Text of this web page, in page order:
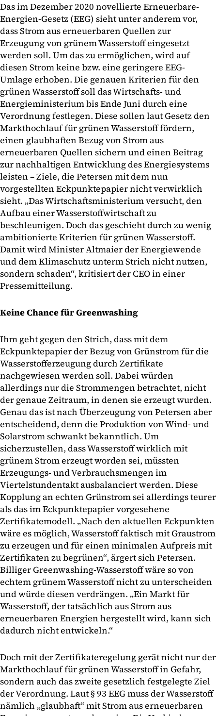
Das im Dezember 2020 novellierte Erneuerbare-
Energien-Gesetz (EEG) sieht unter anderem vor,
dass Strom aus erneuerbaren Quellen zur
Erzeugung von grünem Wasserstoff eingesetzt
werden soll. Um das zu ermöglichen, wird auf
diesen Strom keine bzw. eine geringere EEG-
Umlage erhoben. Die genauen Kriterien für den
grünen Wasserstoff soll das Wirtschafts- und
Energieministerium bis Ende Juni durch eine
Verordnung festlegen. Diese sollen laut Gesetz den
Markthochlauf für grünen Wasserstoff fördern,
einen glaubhaften Bezug von Strom aus
erneuerbaren Quellen sichern und einen Beitrag
zur nachhaltigen Entwicklung des Energiesystems
leisten – Ziele, die Petersen mit dem nun
vorgestellten Eckpunktepapier nicht verwirklich
sieht. „Das Wirtschaftsministerium versucht, den
Aufbau einer Wasserstoffwirtschaft zu
beschleunigen. Doch das geschieht durch zu wenig
ambitionierte Kriterien für grünen Wasserstoff.
Damit wird Minister Altmaier der Energiewende
und dem Klimaschutz unterm Strich nicht nutzen,
sondern schaden“, kritisiert der CEO in einer
Pressemitteilung.
Keine Chance für Greenwashing
Ihm geht gegen den Strich, dass mit dem
Eckpunktepapier der Bezug von Grünstrom für die
Wasserstofferzeugung durch Zertifikate
nachgewiesen werden soll. Dabei würden
allerdings nur die Strommengen betrachtet, nicht
der genaue Zeitraum, in denen sie erzeugt wurden.
Genau das ist nach Überzeugung von Petersen aber
entscheidend, denn die Produktion von Wind- und
Solarstrom schwankt bekanntlich. Um
sicherzustellen, dass Wasserstoff wirklich mit
grünem Strom erzeugt worden sei, müssten
Erzeugungs- und Verbrauchsmengen im
Viertelstundentakt ausbalanciert werden. Diese
Kopplung an echten Grünstrom sei allerdings teurer
als das im Eckpunktepapier vorgesehene
Zertifikatemodell. „Nach den aktuellen Eckpunkten
wäre es möglich, Wasserstoff faktisch mit Graustrom
zu erzeugen und für einen minimalen Aufpreis mit
Zertifikaten zu begrünen“, ärgert sich Petersen.
Billiger Greenwashing-Wasserstoff wäre so von
echtem grünem Wasserstoff nicht zu unterscheiden
und würde diesen verdrängen. „Ein Markt für
Wasserstoff, der tatsächlich aus Strom aus
erneuerbaren Energien hergestellt wird, kann sich
dadurch nicht entwickeln.“
Doch mit der Zertifikateregelung gerät nicht nur der
Markthochlauf für grünen Wasserstoff in Gefahr,
sondern auch das zweite gesetzlich festgelegte Ziel
der Verordnung. Laut § 93 EEG muss der Wasserstoff
nämlich „glaubhaft“ mit Strom aus erneuerbaren